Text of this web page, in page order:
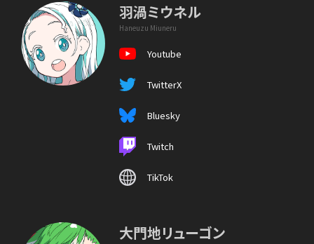
羽渦ミウネル
Haneuzu Miuneru
Youtube
TwitterX
Bluesky
Twitch
TikTok
大門地リューゴン